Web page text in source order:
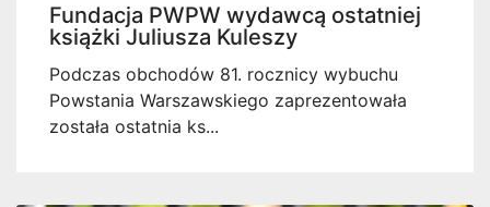
Fundacja PWPW wydawcą ostatniej
książki Juliusza Kuleszy
Podczas obchodów 81. rocznicy wybuchu
Powstania Warszawskiego zaprezentowała
została ostatnia ks...